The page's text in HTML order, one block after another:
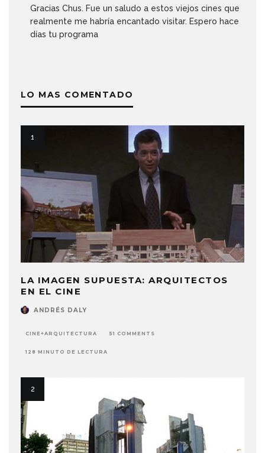
Gracias Chus. Fue un saludo a estos viejos cines que
realmente me habría encantado visitar. Espero hace
días tu programa
LO MAS COMENTADO
LA IMAGEN SUPUESTA: ARQUITECTOS
EN EL CINE
ANDRÉS DALY
CINE+ARQUITECTURA 51 COMMENTS
128 MINUTO DE LECTURA